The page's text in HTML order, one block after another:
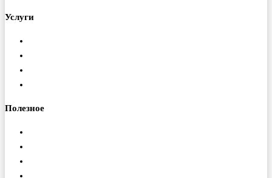
Услуги
Полезное